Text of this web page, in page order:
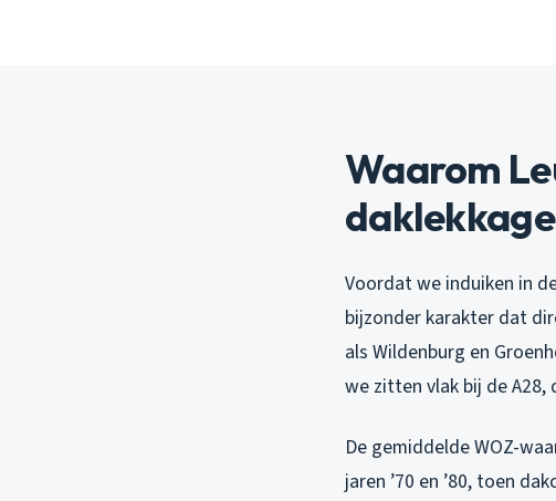
Waarom
Voordat we induiken in
bijzonder karakter dat
als Wildenburg en
we zitten vlak bij de
De gemiddelde WOZ-
jaren ’70 en ’80, toen